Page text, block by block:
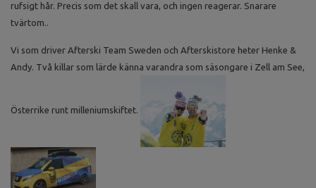
rufsigt hår. Precis som det skall vara, och ingen reagerar. Snarare
tvärtom..
Vi som driver Afterski Team Sweden och Afterskistore heter Henke &
Andy. Två killar som lärde känna varandra som säsongare i Zell am See,
Österrike runt milleniumskiftet.